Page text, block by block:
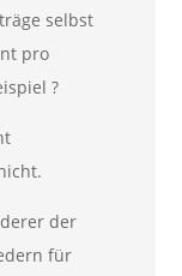
selbst
pro
?
der
für